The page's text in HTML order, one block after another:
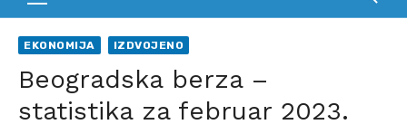
EKONOMIJA IZDVOJENO
Beogradska berza –
statistika za februar 2023.